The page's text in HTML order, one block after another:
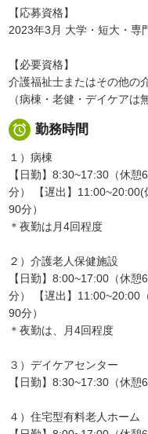
【応募資格】
2023年3月 大学・短大・専
【必要資格】
介護福祉士またはその他の
（病棟・老健・デイケアは
 勤務時間
１）病棟
【日勤】8:30~17:30（休
分） 【遅出】
90分）
＊夜勤は月4回程度
２）介護老人保健施設
【日勤】8:00~17:00（休
分） 【遅出】11:00~20:00
90分）
＊夜勤は、月4回程度
３）デイケアセンター
【日勤】8:30~17:30（休憩
４）住宅型有料老人ホーム